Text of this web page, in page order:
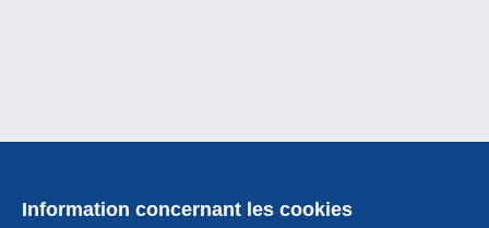
Information concernant les cookies